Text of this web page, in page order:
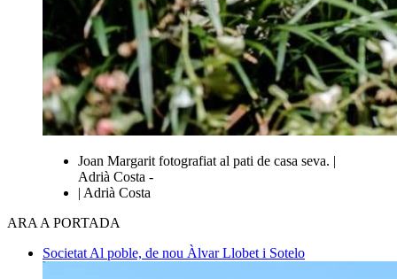
Joan Margarit fotografiat al pati de casa seva. |
Adrià Costa -
| Adrià Costa
ARA A PORTADA
Societat Al poble, de nou Àlvar Llobet i Sotelo